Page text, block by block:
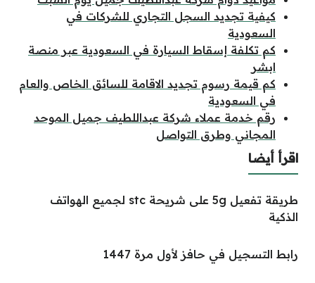
كيفية تجديد السجل التجاري للشركات في
السعودية
كم تكلفة إسقاط السيارة في السعودية عبر منصة
ابشر
كم قيمة رسوم تجديد الاقامة للسائق الخاص والعام
في السعودية
رقم خدمة عملاء شركة عبداللطيف جميل الموحد
المجاني وطرق التواصل
اقرأ أيضا
طريقة تفعيل 5g على شريحة stc لجميع الهواتف
الذكية
رابط التسجيل في حافز لأول مرة 1447